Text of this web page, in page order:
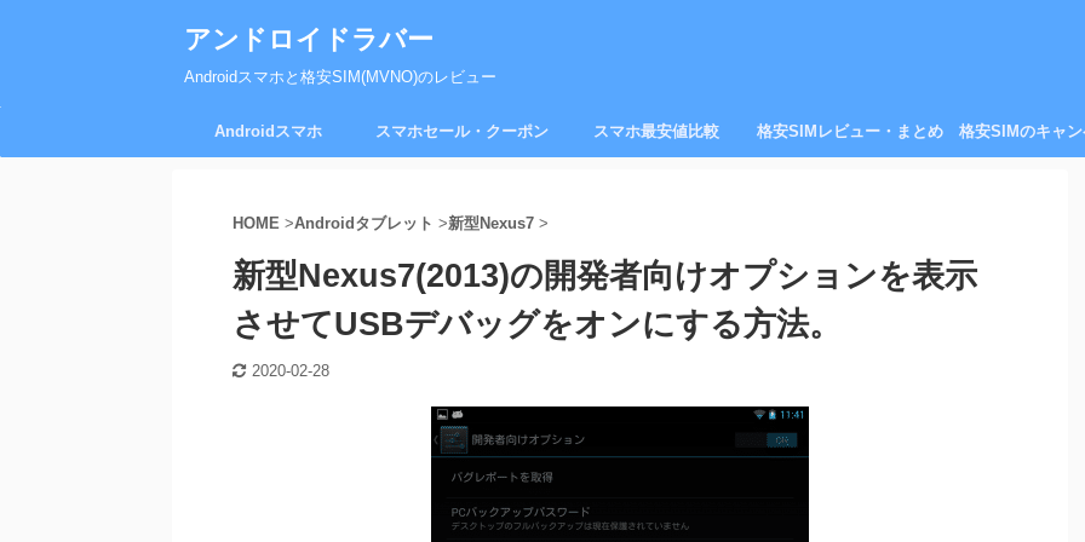
アンドロイドラバー
Androidスマホと格安SIM(MVNO)のレビュー
Androidスマホ スマホセール・クーポン スマホ最安値比較 格安SIMレビュー・まとめ 格安SIMのキャ
HOME >Androidタブレット >新型Nexus7 >
新型Nexus7(2013)の開発者向けオプションを表示
させてUSBデバッグをオンにする方法。
2020-02-28